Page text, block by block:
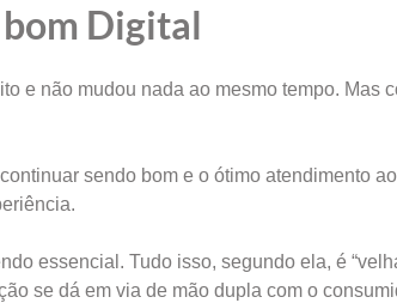
Digital
e não mudou nada ao mesmo tempo. Mas
sendo bom e o ótimo atendimento
essencial. Tudo isso, segundo ela, é
se dá em via de mão dupla com o